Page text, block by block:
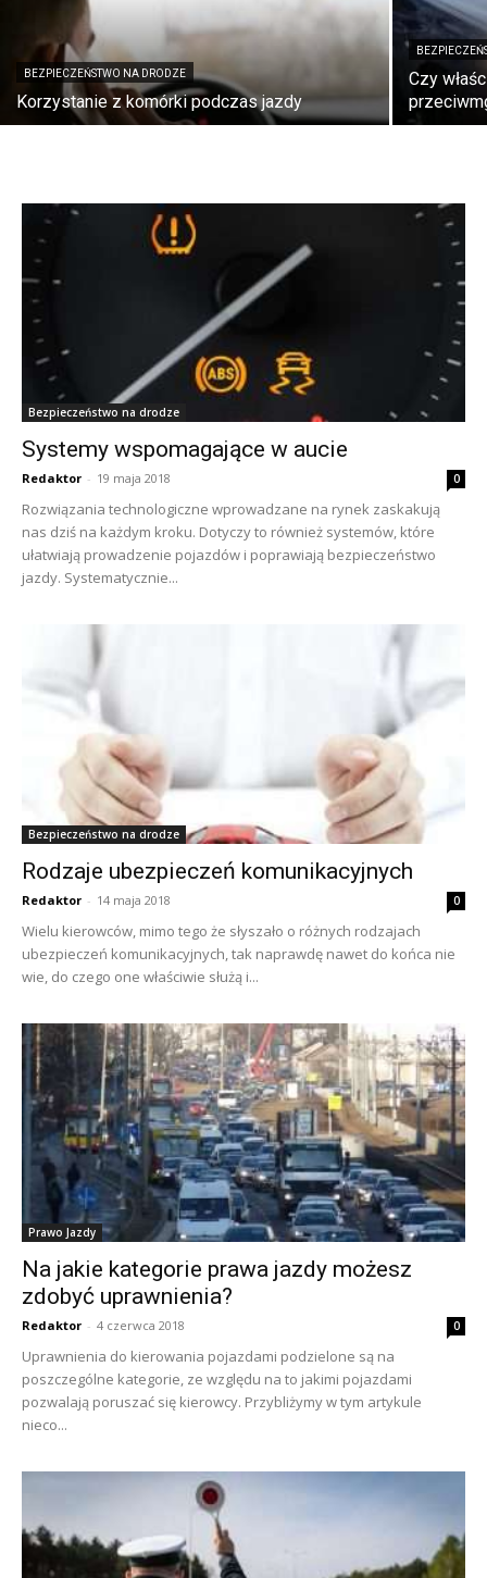
BEZPIECZEŃSTWO NA DRODZE
Korzystanie z komórki podczas jazdy
Czy
Bezpieczeństwo na drodze
Systemy wspomagające w aucie
Redaktor - 19 maja 2018 0
Rozwiązania technologiczne wprowadzane na rynek zaskakują
nas dziś na każdym kroku. Dotyczy to również systemów, które
ułatwiają prowadzenie pojazdów i poprawiają bezpieczeństwo
jazdy. Systematycznie...
Bezpieczeństwo na drodze
Rodzaje ubezpieczeń komunikacyjnych
Redaktor - 14 maja 2018 0
Wielu kierowców, mimo tego że słyszało o różnych rodzajach
ubezpieczeń komunikacyjnych, tak naprawdę nawet do końca nie
wie, do czego one właściwie służą i...
Prawo Jazdy
Na jakie kategorie prawa jazdy możesz
zdobyć uprawnienia?
Redaktor - 4 czerwca 2018 0
Uprawnienia do kierowania pojazdami podzielone są na
poszczególne kategorie, ze względu na to jakimi pojazdami
pozwalają poruszać się kierowcy. Przybliżymy w tym artykule
nieco...